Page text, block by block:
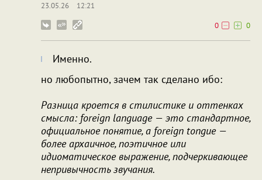
23.05.26
12:21
0
0
Именно.
но любопытно, зачем так сделано ибо:
Разница кроется в стилистике и оттенках
смысла: foreign language — это стандартное,
официальное понятие, а foreign tongue —
более архаичное, поэтичное или
идиоматическое выражение, подчеркивающее
непривычность звучания.